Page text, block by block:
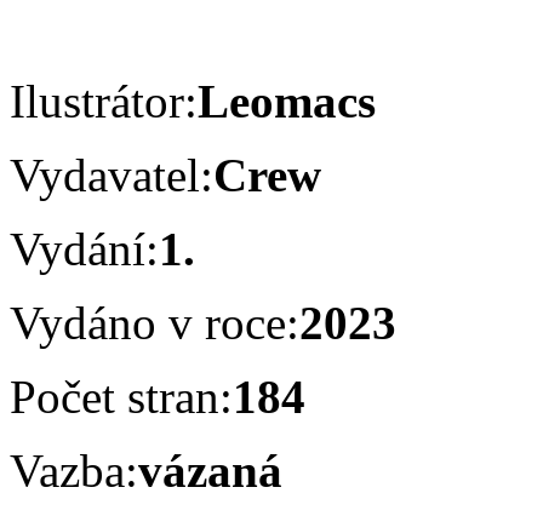
Ilustrátor:Leomacs
Vydavatel:Crew
Vydání:1.
Vydáno v roce:2023
Počet stran:184
Vazba:vázaná